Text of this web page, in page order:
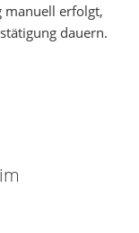
manuell erfolgt,
dauern.